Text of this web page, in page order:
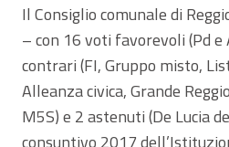
Il Consiglio comunale di
– con 16 voti favorevoli (Pd
contrari (FI, Gruppo misto,
Alleanza civica, Grande
M5S) e 2 astenuti (De Lucia
consuntivo 2017